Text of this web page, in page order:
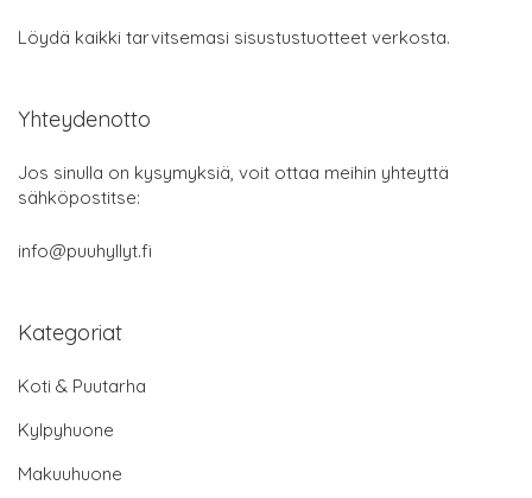
Löydä kaikki tarvitsemasi sisustustuotteet verkosta.
Yhteydenotto
Jos sinulla on kysymyksiä, voit ottaa meihin yhteyttä
sähköpostitse:
info@puuhyllyt.fi
Kategoriat
Koti & Puutarha
Kylpyhuone
Makuuhuone